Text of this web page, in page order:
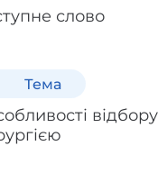
слово
Тема